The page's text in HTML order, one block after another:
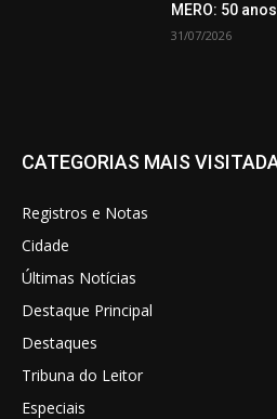
MERO: 50
31/07/2026
CATEGORIAS MAIS
Registros e Notas
Cidade
Últimas Notícias
Destaque Principal
Destaques
Tribuna do Leitor
Especiais